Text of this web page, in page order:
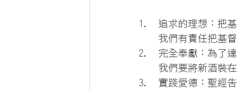
追求的理想：把
我們有責任把基
完全奉獻：為了
我們要將新酒裝
實踐愛德：聖經